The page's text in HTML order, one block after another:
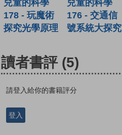
兒童的科學
178 - 玩魔術
探究光學原理
兒童的科學
176 - 交通信
號系統大探究
讀者書評 (5)
請登入給你的書籍評分
登入